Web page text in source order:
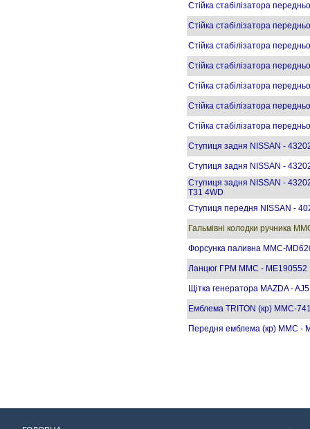
Стійка стабілізатора
Стійка стабілізатора
Стійка стабілізатора
Стійка стабілізатора
Стійка стабілізатора
Стійка стабілізатора
Стійка стабілізатора
Ступиця задня NISSAN -
Ступиця задня NISSAN -
Ступиця задня NISSAN -
T31 4WD
Ступиця передня NISSAN -
Гальмівні колодки ручника
Форсунка паливна MMC-
Ланцюг ГРМ MMC - ME190552
Щітка генератора MAZDA -
Емблема TRITON (кр) MMC-
Передня емблема (кр) MMC -